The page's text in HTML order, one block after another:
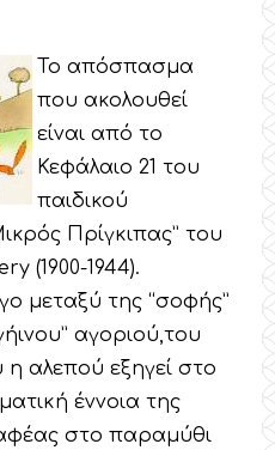
Το απόσπασμα
που ακολουθεί
είναι από το
Κεφάλαιο 21 του
παιδικού
Πρίγκιπας” του
(1900-1944).
μεταξύ της “σοφής”
αγοριού,του
αλεπού εξηγεί στο
έννοια της
στο παραμύθι